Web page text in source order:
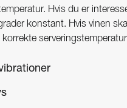
Hvis du er
konstant. Hvis vinen
korrekte